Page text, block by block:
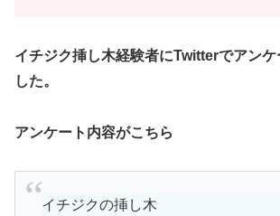
イチジク挿し木経験者にTwitterでアンケ
した。
アンケート内容がこちら
イチジクの挿し木